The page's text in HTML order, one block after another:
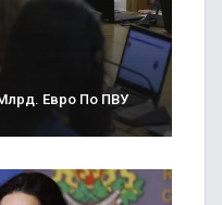
Евро По ПВУ